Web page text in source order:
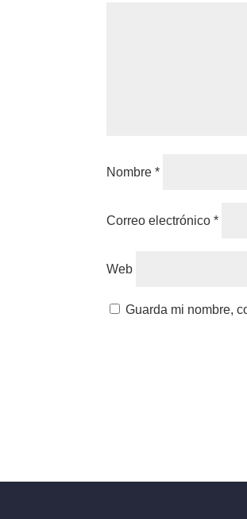
Nombre*
Correo electrónico*
Web
Guarda mi nombre,